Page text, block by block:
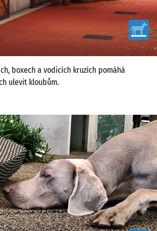
boxech a vodicích kruzích pomáhá
ulevit kloubům.